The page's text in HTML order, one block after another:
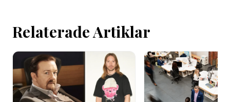
Relaterade Artiklar